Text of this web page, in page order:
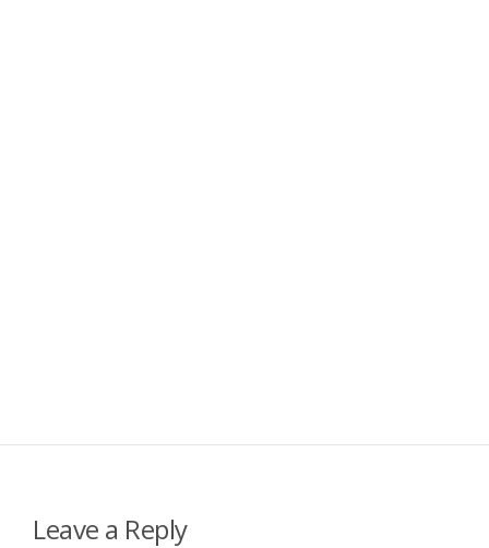
Leave a Reply